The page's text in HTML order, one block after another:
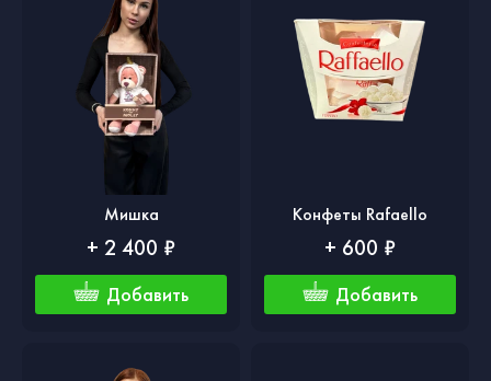
Мишка
+ 2 400 ₽
Добавить
Конфеты Rafaello
+ 600 ₽
Добавить